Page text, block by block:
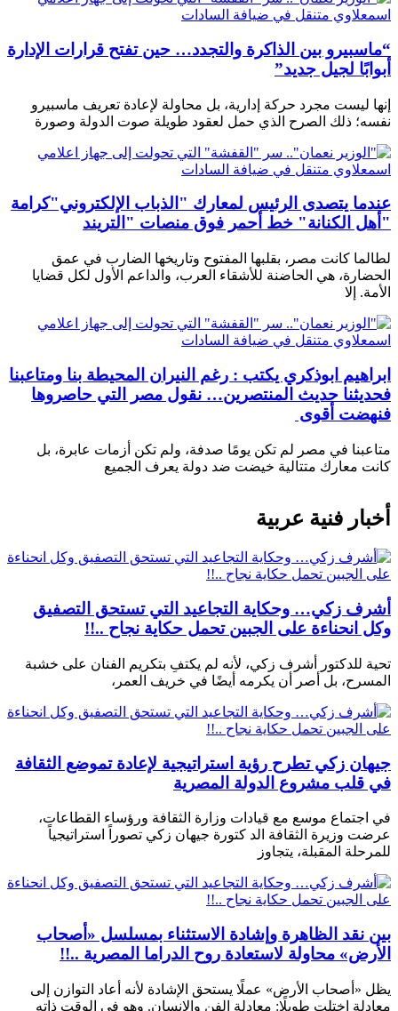
“ماسبيرو بين الذاكرة والتجدد… حين تفتح قرارات الإدارة
أبوابًا لجيل جديد”
إنها ليست مجرد حركة إدارية، بل محاولة لإعادة تعريف ماسبيرو
نفسه؛ ذلك الصرح الذي حمل لعقود طويلة صوت الدولة وصورة
عندما يتصدى الرئيس لمعارك "الذباب الإلكتروني"كرامة
"أهل الكنانة" خط أحمر فوق منصات "التريند
لطالما كانت مصر، بقلبها المفتوح وتاريخها الضارب في عمق
الحضارة، هي الحاضنة للأشقاء العرب، والداعم الأول لكل قضايا
الأمة. إلا
ابراهيم ابوذكري يكتب : رغم النيران المحيطة بنا ومتاعبنا
فحديثنا حديث المنتصرين… نقول مصر التي حاصروها
فنهضت أقوى
متاعبنا في مصر لم تكن يومًا صدفة، ولم تكن أزمات عابرة، بل
كانت معارك متتالية خيضت ضد دولة يعرف الجميع
أخبار فنية عربية
أشرف زكي… وحكاية التجاعيد التي تستحق التصفيق
وكل انحناءة على الجبين تحمل حكاية نجاح ..!!
تحية للدكتور أشرف زكي، لأنه لم يكتفِ بتكريم الفنان على خشبة
المسرح، بل أصر أن يكرمه أيضًا في خريف العمر،
جيهان زكي تطرح رؤية استراتيجية لإعادة تموضع الثقافة
في قلب مشروع الدولة المصرية
في اجتماع موسع مع قيادات وزارة الثقافة ورؤساء القطاعات،
عرضت وزيرة الثقافة الد كتورة جيهان زكي تصوراً استراتيجياً
للمرحلة المقبلة، يتجاوز
بين نقد الظاهرة وإشادة الاستثناء بمسلسل «أصحاب
الأرض» محاولة لاستعادة روح الدراما المصرية ..!!
يظل «أصحاب الأرض» عملًا يستحق الإشادة لأنه أعاد التوازن إلى
معادلة اختلت طويلًا: معادلة الفن والإنسان. وهو في الوقت ذاته